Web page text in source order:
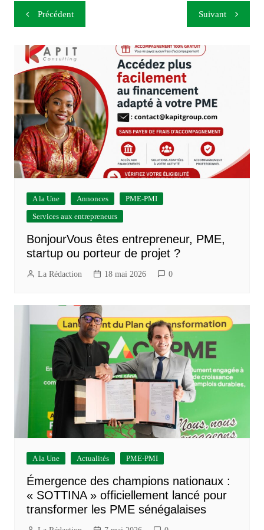
Navigation
de
l’article
Précédent Suivant
A la Une Annonces
PME-PMI
Services aux entrepreneurs
BonjourVous êtes entrepreneur, PME,
startup ou porteur de projet ?
La Rédaction 18 mai 2026 0
A la Une Actualités PME-PMI
Émergence des champions nationaux :
« SOTTINA » officiellement lancé pour
transformer les PME sénégalaises